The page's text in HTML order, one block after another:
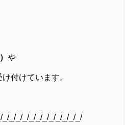
や
付けています。
_/_/_/_/_/_/_/_/_/_/_/_/